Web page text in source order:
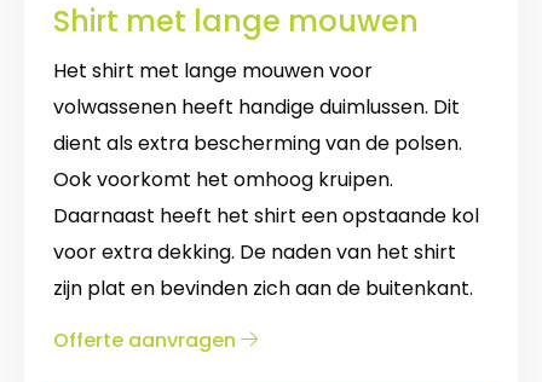
Shirt met lange mouwen
Het shirt met lange mouwen voor
volwassenen heeft handige duimlussen. Dit
dient als extra bescherming van de polsen.
Ook voorkomt het omhoog kruipen.
Daarnaast heeft het shirt een opstaande kol
voor extra dekking. De naden van het shirt
zijn plat en bevinden zich aan de buitenkant.
Offerte aanvragen over